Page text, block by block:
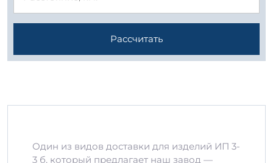
Рассчитать
Один из видов доставки для изделий ИП 3-
3 б, который предлагает наш завод —